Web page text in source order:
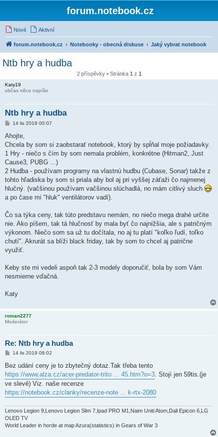
forum.notebook.cz
Nové Aktivní
forum.notebook.cz Notebooky - obecná diskuse Jaký vybrat notebook
Ntb hry a hudba
2 příspěvky • Stránka 1 z 1
Katy19
občas něco napíše
Ntb hry a hudba
P
í
p
ě
e
k
14 lis 2019 00:07
Ahojte,
Chcela by som si zaobstarať notebook, ktorý by spĺňal moje požiadavky.
1 Hry - niečo s čím by som nemala problém, konkrétne (Hitman2, Just
Cause3, PUBG ...)
2 Hudba - používam programy na vlastnú hudbu (Cubase, Sonar) takže z
tohto hľadiska by som si priala aby bol aj pri vyššej záťaži čo najmenej
hlučný. (vačšinou používam vačšinou slúchadlá, no mám citlivý sluch
a po čase mi "hluk" ventilátorov vadí).
Čo sa týka ceny, tak túto predstavu nemám, no niečo mega drahé určite
nie. Ako píšem, tak tá hlučnosť by mala byť čo najnižšia, ale s patričným
výkonom. Niečo som sa už tu dočítala, no aj tu platí "koľko ľudí, toľko
chutí". Akrurát sa blíži black friday, tak by som to chcel aj patrične
využiť.
Keby ste mi vedeli aspoň tak 2-3 modely doporučiť, bola by som Vám
nesmierne vďačná.
Katy
roman2277
Moderátor
Re: Ntb hry a hudba
P
í
p
ě
v
e
k
14 lis 2019 08:02
Bez udání ceny je to zbytečný dotaz.Tak třeba tento
https://www.alza.cz/acer-predator-trito ... 45.htm?o=3 . Stojí jen 59tis.(je
ve slevě) Viz. naše recenze
https://notebook.cz/clanky/recenze-note ... k-rtx-2080
Lenovo Legion 9,Lenovo Legion Slim 7,Ipad PRO M1,Naim Uniti Atom,Dali Epicon 6,LG
OLED TV
World Leader in horde at map Azura(statistics) in Gears of War 3